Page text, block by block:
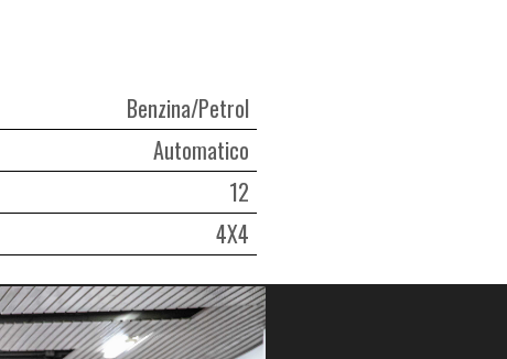
Benzina/Petrol
Automatico
12
4X4